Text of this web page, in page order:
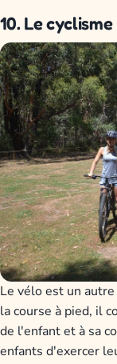
10. Le cyclisme
Le vélo est un
la course à pied, il
de l'enfant et à sa
enfants d'exercer